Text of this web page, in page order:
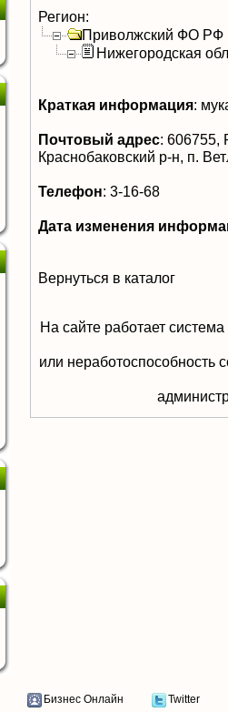
Регион:
Приволжский ФО РФ
Нижегородская
Краткая информация:
Почтовый адрес: 606755,
Краснобаковский р-н, п.
Телефон: 3-16-68
Дата изменения
Вернуться в каталог
На сайте работает
или неработоспособность
Бизнес Онлайн Twitter